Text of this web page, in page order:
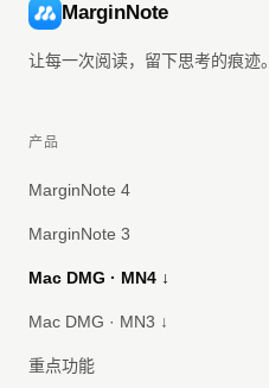
MarginNote
让每一次阅读，留下思考的痕迹。
产品
MarginNote 4
MarginNote 3
Mac DMG · MN4 ↓
Mac DMG · MN3 ↓
重点功能